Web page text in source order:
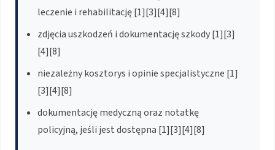
leczenie i rehabilitację [1][3][4][8]
zdjęcia uszkodzeń i dokumentację szkody [1][3]
[4][8]
niezależny kosztorys i opinie specjalistyczne [1]
[3][4][8]
dokumentację medyczną oraz notatkę
policyjną, jeśli jest dostępna [1][3][4][8]